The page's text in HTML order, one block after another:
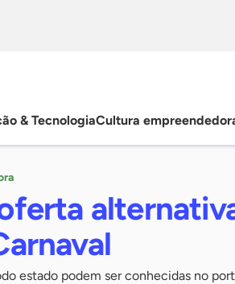
& TecnologiaCultura
estado podem ser conhecidas no